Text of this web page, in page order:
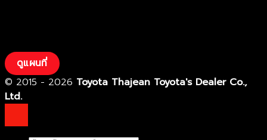
ดูแผนที่
© 2015 - 2026 Toyota Thajean Toyota's Dealer Co.,
Ltd.